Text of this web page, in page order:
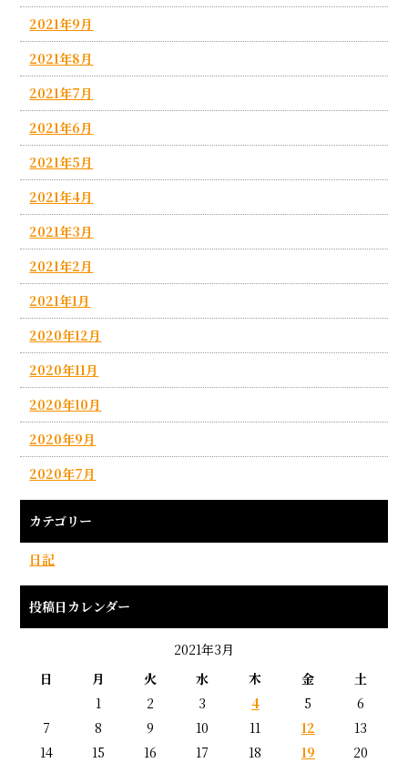
2021年9月
2021年8月
2021年7月
2021年6月
2021年5月
2021年4月
2021年3月
2021年2月
2021年1月
2020年12月
2020年11月
2020年10月
2020年9月
2020年7月
カテゴリー
日記
投稿日カレンダー
2021年3月
日
月 火 水 木 金
土
1
2 3 4 5
6
7
8 9 10 11 12
13
14
15 16 17 18 19 20